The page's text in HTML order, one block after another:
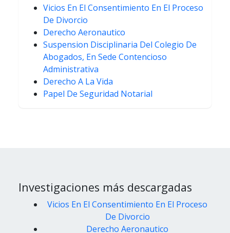
Vicios En El Consentimiento En El Proceso
De Divorcio
Derecho Aeronautico
Suspension Disciplinaria Del Colegio De
Abogados, En Sede Contencioso
Administrativa
Derecho A La Vida
Papel De Seguridad Notarial
Investigaciones más descargadas
Vicios En El Consentimiento En El Proceso
De Divorcio
Derecho Aeronautico